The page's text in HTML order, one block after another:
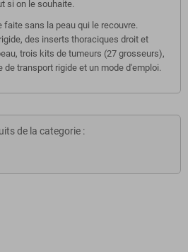
si on le souhaite.
sans la peau qui le recouvre.
des inserts thoraciques droit et
trois kits de tumeurs (27 grosseurs),
de transport rigide et un mode d'emploi.
de la categorie :